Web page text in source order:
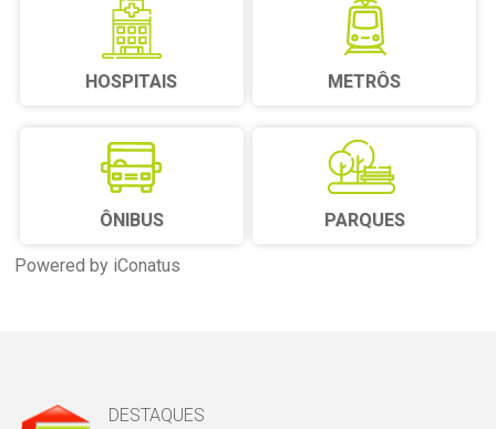
HOSPITAIS METRÔS
ÔNIBUS PARQUES
Powered by iConatus
DESTAQUES